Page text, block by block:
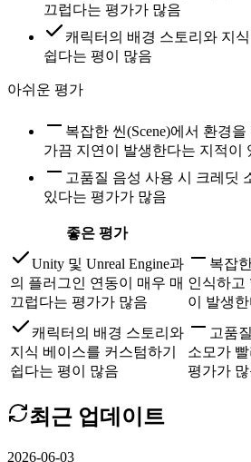
끄럽다는 평가가 많음
캐릭터의 배경 스토리와 지
쉽다는 평이 많음
아쉬운 평가
복잡한 씬(Scene)에서 환경
가끔 지연이 발생한다는 지적이
고품질 음성 사용 시 크레딧
있다는 평가가 많음
좋은 평가
Unity 및 Unreal Engine과
의 플러그인 연동이 매우 매
끄럽다는 평가가 많음
복잡
인식하고
이 발생
캐릭터의 배경 스토리와
지식 베이스를 커스텀하기
쉽다는 평이 많음
고품
소모가
평가가
최근 업데이트
2026-06-03